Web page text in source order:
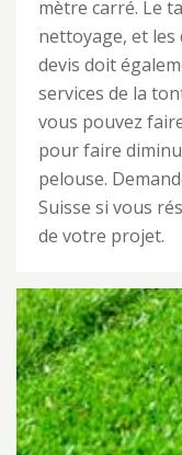
mètre carré. Le
nettoyage, et
devis doit
services de la
vous pouvez
pour faire
pelouse.
Suisse si vous
de votre projet.